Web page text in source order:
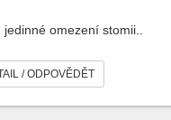
jedinné omezení stomii..
/ ODPOVĚDĚT